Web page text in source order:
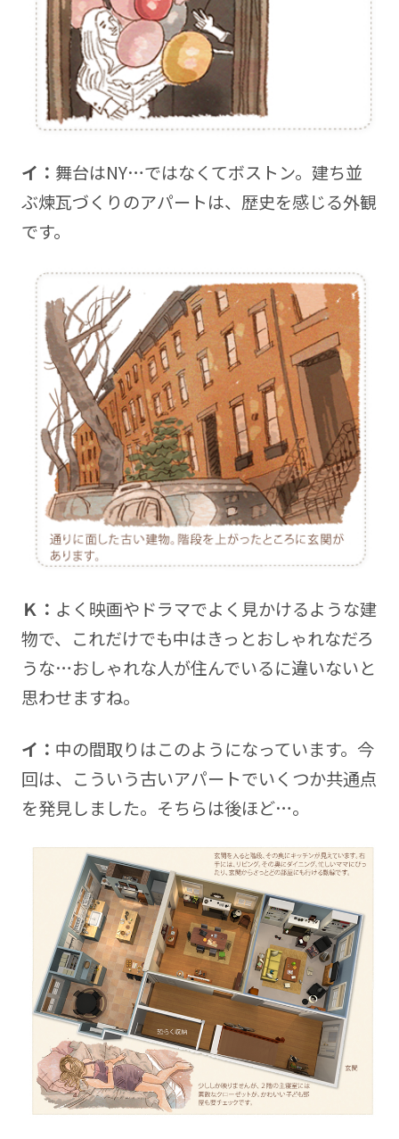
イ： 舞台はNY…ではなくてボストン。建ち並
ぶ煉瓦づくりのアパートは、歴史を感じる外観
です。
Ｋ： よく映画やドラマでよく見かけるような建
物で、これだけでも中はきっとおしゃれなだろ
うな…おしゃれな人が住んでいるに違いないと
思わせますね。
イ： 中の間取りはこのようになっています。今
回は、こういう古いアパートでいくつか共通点
を発見しました。そちらは後ほど…。